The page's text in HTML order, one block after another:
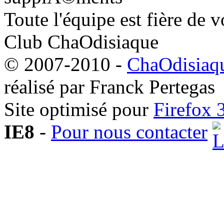
Toute l'équipe est fière de
Club ChaOdisiaque
© 2007-2010 -
réalisé par Franck Pertegas
Site optimisé pour Firefox
IE8 - Pour nous contacter